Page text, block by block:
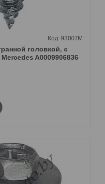
головкой, с
A0009906836
93007M